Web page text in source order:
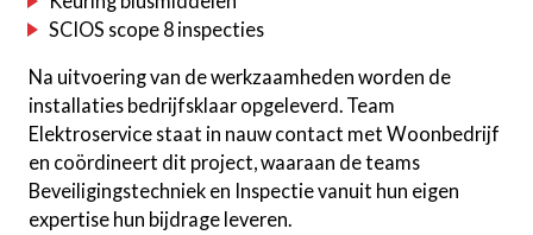
SCIOS scope 8 inspecties
Na uitvoering van de werkzaamheden worden de
installaties bedrijfsklaar opgeleverd. Team
Elektroservice staat in nauw contact met Woonbedrijf
en coördineert dit project, waaraan de teams
Beveiligingstechniek en Inspectie vanuit hun eigen
expertise hun bijdrage leveren.